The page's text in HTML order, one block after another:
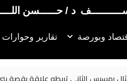
د / حــــــسن
وبورصة تقارير وحوارات